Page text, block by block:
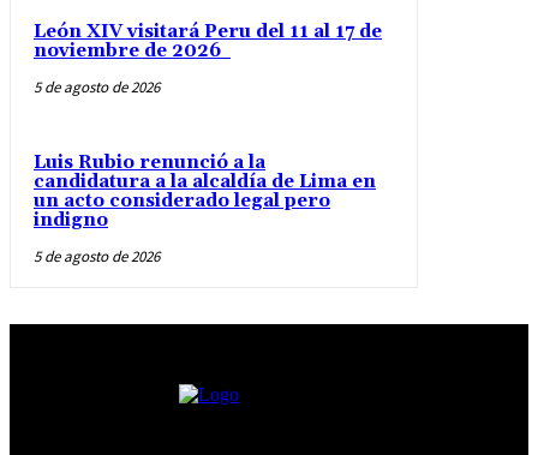
León XIV visitará Peru del 11 al 17 de
noviembre de 2026
5 de agosto de 2026
Luis Rubio renunció a la
candidatura a la alcaldía de Lima en
un acto considerado legal pero
indigno
5 de agosto de 2026